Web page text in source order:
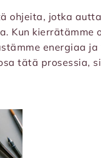
ohjeita, jotka
Kun kierrätämme
energiaa ja
tätä prosessia,